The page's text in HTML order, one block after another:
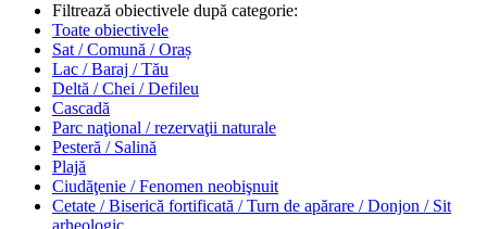
Filtrează obiectivele după categorie:
Toate obiectivele
Sat / Comună / Oraș
Lac / Baraj / Tău
Deltă / Chei / Defileu
Cascadă
Parc naţional / rezervaţii naturale
Pesteră / Salină
Plajă
Ciudăţenie / Fenomen neobişnuit
Cetate / Biserică fortificată / Turn de apărare / Donjon / Sit
arheologic